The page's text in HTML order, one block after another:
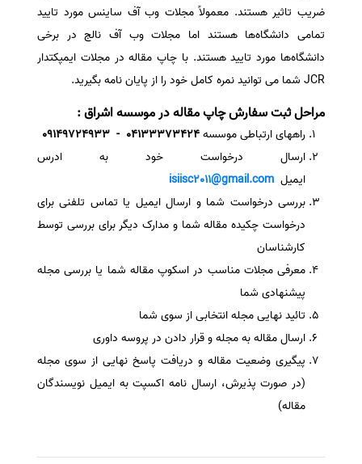
ضریب تاثیر هستند. معمولاً مجلات وب آف ساینس مورد تایید
تمامی دانشگاه‌ها هستند اما مجلات وب آف نالج در برخی
دانشگاه‌ها مورد تایید هستند. با چاپ مقاله در مجلات ایمپکتدار
JCR شما می توانید نمره کامل خود را از پایان نامه بگیرید.
مراحل ثبت سفارش چاپ مقاله در موسسه اشراق :
راههای ارتباطی موسسه04133373424 - 09149724933
ارسال درخواست خود به ادرس
ایمیل isiisc2011@gmail.com
بررسی درخواست شما و ارسال ایمیل یا تماس تلفنی برای
درخواست چکیده مقاله شما و مدارک دیگر برای بررسی توسط
کارشناسان
معرفی مجلات مناسب در اسکوپ مقاله شما یا بررسی مجله
پیشنهادی شما
تائید نهایی مجله انتخابی از سوی شما
ارسال مقاله به مجله و قرار دادن در پروسه داوری
پیگیری وضعیت مقاله و دریافت پاسخ نهایی از سوی مجله
(در صورت پذیرش، ارسال نامه اکسپت به ایمیل نویسندگان
مقاله)